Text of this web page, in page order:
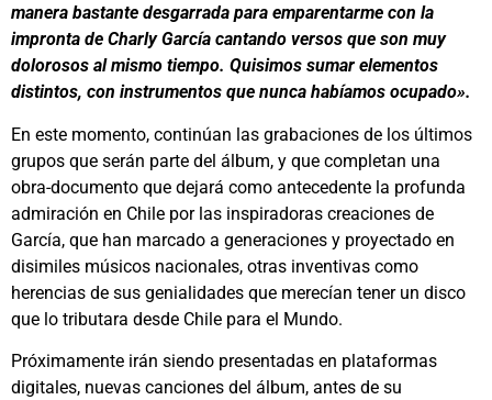
manera bastante desgarrada para emparentarme con la
impronta de Charly García cantando versos que son muy
dolorosos al mismo tiempo. Quisimos sumar elementos
distintos, con instrumentos que nunca habíamos ocupado».
En este momento, continúan las grabaciones de los últimos
grupos que serán parte del álbum, y que completan una
obra-documento que dejará como antecedente la profunda
admiración en Chile por las inspiradoras creaciones de
García, que han marcado a generaciones y proyectado en
disimiles músicos nacionales, otras inventivas como
herencias de sus genialidades que merecían tener un disco
que lo tributara desde Chile para el Mundo.
Próximamente irán siendo presentadas en plataformas
digitales, nuevas canciones del álbum, antes de su